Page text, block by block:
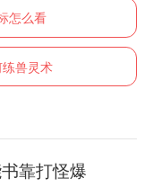
怎么看
兽灵术
靠打怪爆